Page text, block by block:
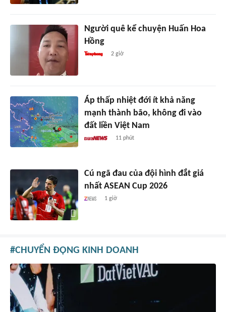
Người quê kể chuyện Huấn Hoa
Hồng
2 giờ
Áp thấp nhiệt đới ít khả năng
mạnh thành bão, không đi vào
đất liền Việt Nam
11 phút
Cú ngã đau của đội hình đắt giá
nhất ASEAN Cup 2026
1 giờ
CHUYỂN ĐỘNG KINH DOANH